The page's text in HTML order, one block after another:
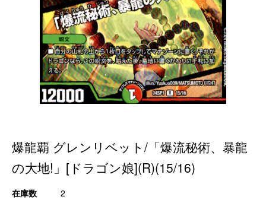
爆龍覇 グレンリベット/「爆流秘術、暴龍
の大地!」[ドラゴン娘](R)(15/16)
在庫数
2